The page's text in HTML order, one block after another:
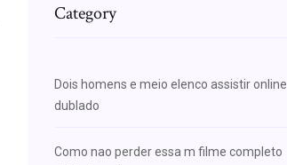
Category
Dois homens e meio elenco assistir online
dublado
Como nao perder essa m filme completo